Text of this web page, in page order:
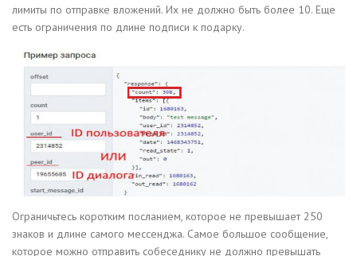
лимиты по отправке вложений. Их не должно быть более 10. Еще
есть ограничения по длине подписи к подарку.
Ограничьтесь коротким посланием, которое не превышает 250
знаков и длине самого мессенджа. Самое большое сообщение,
которое можно отправить собеседнику не должно превышать